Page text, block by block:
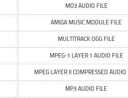
MO3 AUDIO FILE
AMIGA MUSIC MODULE FILE
MULTITRACK OGG FILE
MPEG-1 LAYER 1 AUDIO FILE
MPEG LAYER II COMPRESSED AUDIO
MP3 AUDIO FILE